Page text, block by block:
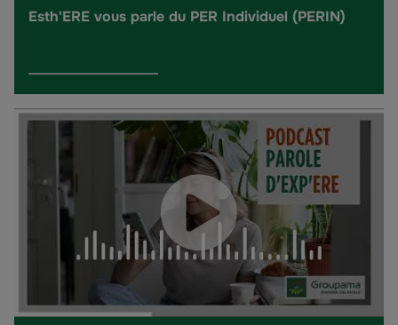
Esth'ERE vous parle du PER Individuel (PERIN)